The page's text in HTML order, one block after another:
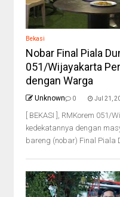
Bekasi
Nobar Final Piala
051/Wijayakarta
dengan Warga
Unknown 0 Jul 21,
[ BEKASI ], RMKorem
kedekatannya dengan
bareng (nobar) Final Piala